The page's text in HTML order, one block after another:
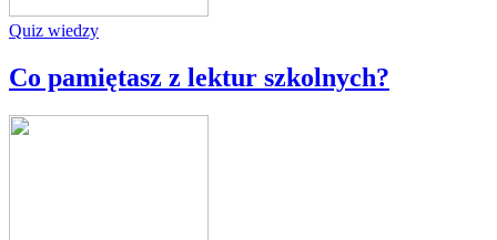
Quiz wiedzy
Co pamiętasz z lektur szkolnych?